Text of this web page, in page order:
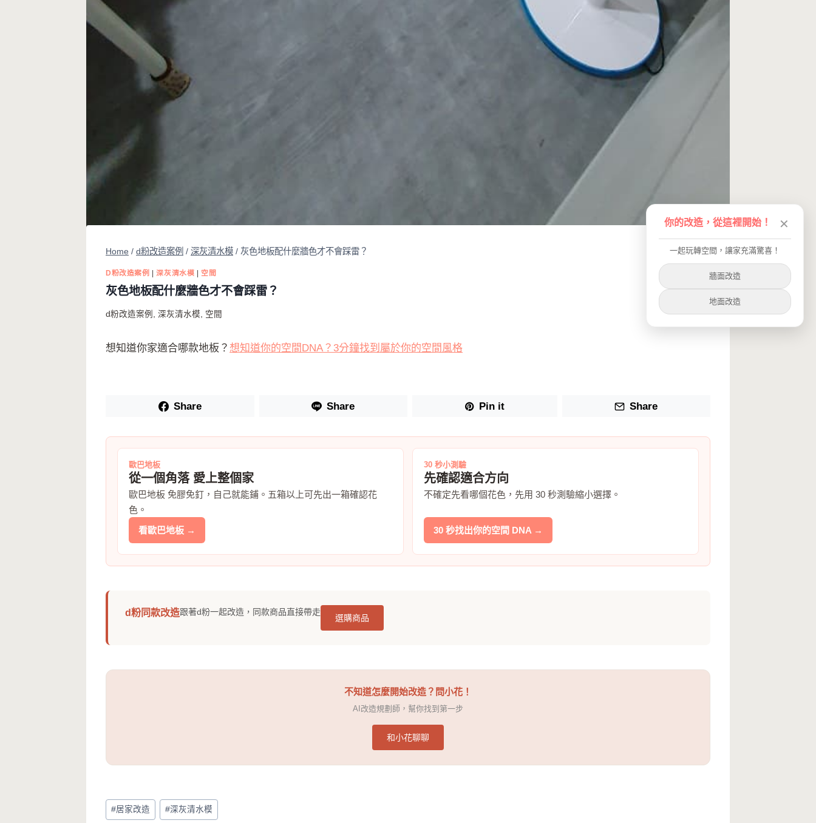
Home / d粉改造案例 / 深灰清水模 / 灰色地板配什麼牆色才不會踩雷？
D粉改造案例 |深灰清水模 | 空間
灰色地板配什麼牆色才不會踩雷？
d粉改造案例 , 深灰清水模, 空間
想知道你家適合哪款地板？ 想知道你的空間DNA？3分鐘找到屬於你的空間風格
Share Share Pin it Share
歐巴地板
從一個角落 愛上整個家
歐巴地板 免膠免釘，自己就能鋪。五箱以上可先出一箱確認花
色。
看歐巴地板 →
30 秒小測驗
先確認適合方向
不確定先看哪個花色，先用 30 秒測驗縮小選擇。
30 秒找出你的空間 DNA →
d粉同款改造跟著d粉一起改造，同款商品直接帶走
選購商品
不知道怎麼開始改造？問小花！
AI改造規劃師，幫你找到第一步
和小花聊聊
Post
Tags:
#居家改造 #深灰清水模
你的改造，從這裡開始！ ✕
一起玩轉空間，讓家充滿驚喜！
牆面改造
地面改造